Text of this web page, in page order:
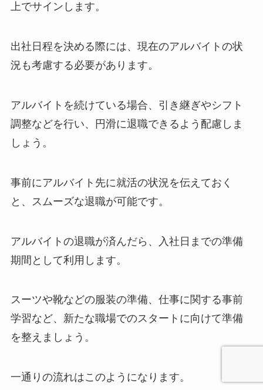
上でサインします。
出社日程を決める際には、現在のアルバイトの状
況も考慮する必要があります。
アルバイトを続けている場合、引き継ぎやシフト
調整などを行い、円滑に退職できるよう配慮しま
しょう。
事前にアルバイト先に就活の状況を伝えておく
と、スムーズな退職が可能です。
アルバイトの退職が済んだら、入社日までの準備
期間として利用します。
スーツや靴などの服装の準備、仕事に関する事前
学習など、新たな職場でのスタートに向けて準備
を整えましょう。
一通りの流れはこのようになります。